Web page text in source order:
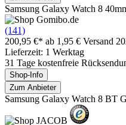
Samsung Galaxy Watch 8
(141)
200,95 €* ab 1,95 € Versand
Lieferzeit: 1 Werktag
31 Tage kostenfreie
Shop-Info
Zum Anbieter
Samsung Galaxy Watch 8